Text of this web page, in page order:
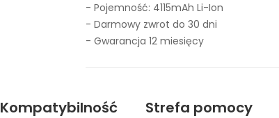
- Pojemność: 4115mAh Li-Ion
- Darmowy zwrot do 30 dni
- Gwarancja 12 miesięcy
Kompatybilność Strefa pomocy